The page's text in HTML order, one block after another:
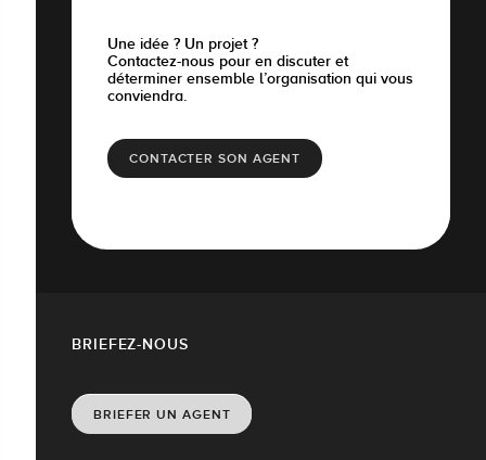
Une idée ? Un projet ?
Contactez-nous pour en discuter et
déterminer ensemble l’organisation qui vous
conviendra.
CONTACTER SON AGENT
BRIEFEZ-NOUS
BRIEFER UN AGENT